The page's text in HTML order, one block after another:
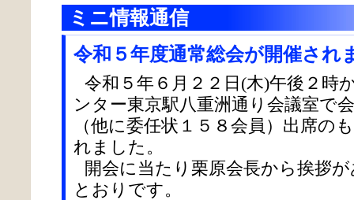
ミニ情報通信
令和５年度通常総会が開催され
令和５年６月２２日(木)午後２時
ンター東京駅八重洲通り会議室で
（他に委任状１５８会員）出席の
れました。
開会に当たり栗原会長から挨拶
とおりです。